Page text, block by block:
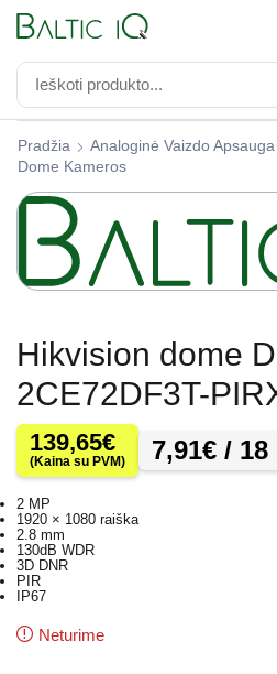
Pradžia Analoginė Vaizdo Apsauga
Dome Kameros
Hikvision dome
2CE72DF3T-
139,65€
(Kaina su PVM) 7,91€ / 18
2 MP
1920 × 1080 raiška
2.8 mm
130dB WDR
3D DNR
PIR
IP67
Neturime